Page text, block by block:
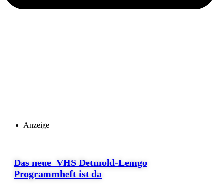
Anzeige
Das neue VHS Detmold-Lemgo
Programmheft ist da